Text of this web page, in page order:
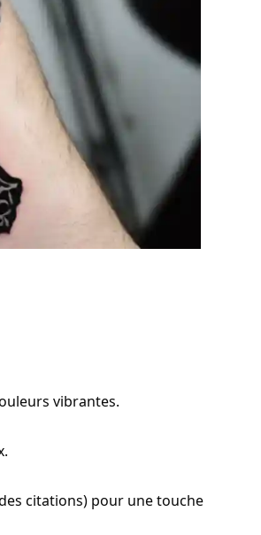
vibrantes.
citations) pour une touche